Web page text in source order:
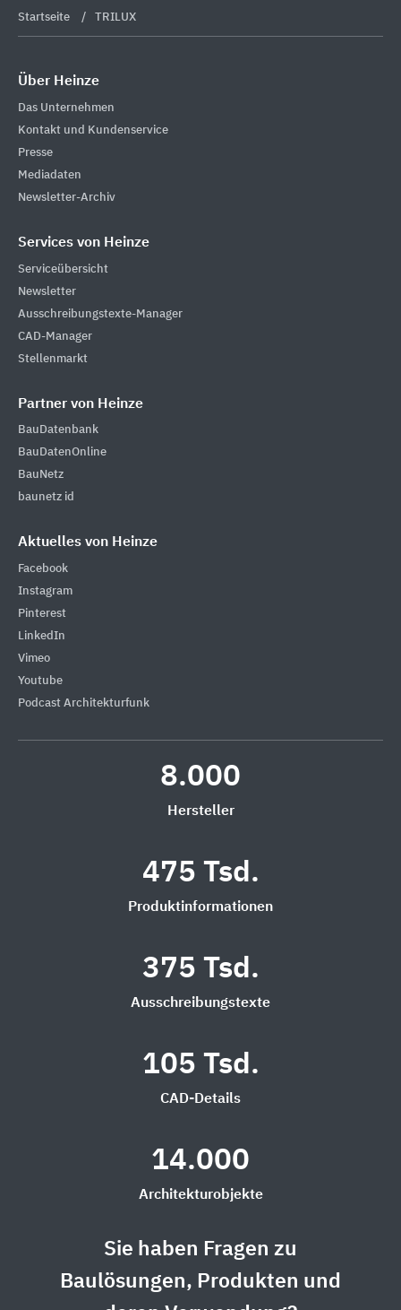
Startseite TRILUX
Über Heinze
Das Unternehmen
Kontakt und Kundenservice
Presse
Mediadaten
Newsletter-Archiv
Services von Heinze
Serviceübersicht
Newsletter
Ausschreibungstexte-Manager
CAD-Manager
Stellenmarkt
Partner von Heinze
BauDatenbank
BauDatenOnline
BauNetz
baunetz id
Aktuelles von Heinze
Facebook
Instagram
Pinterest
LinkedIn
Vimeo
Youtube
Podcast Architekturfunk
8.000
Hersteller
475 Tsd.
Produktinformationen
375 Tsd.
Ausschreibungstexte
105 Tsd.
CAD-Details
14.000
Architekturobjekte
Sie haben Fragen zu
Baulösungen, Produkten und